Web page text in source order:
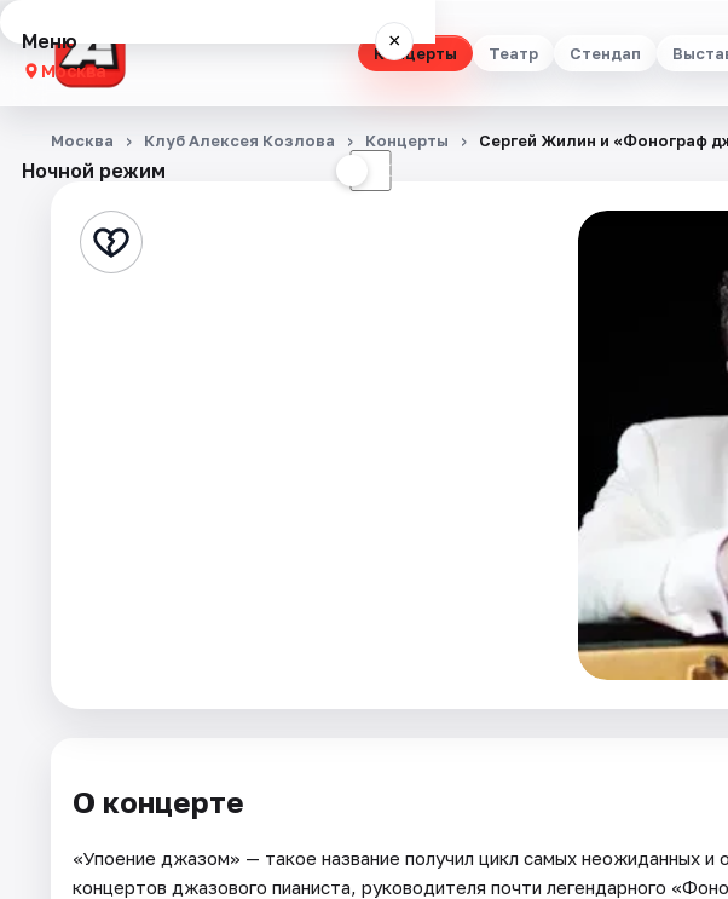
Концерты Театр Стендап
Меню ×
Москва
Концерты
Стендап
Ночной режим ☾
Москва Клуб Алексея Козлова Концерты Сергей Жилин и «Фонограф
О концерте
«Упоение джазом» — такое название получил цикл самых неожиданных
концертов джазового пианиста, руководителя почти легендарного